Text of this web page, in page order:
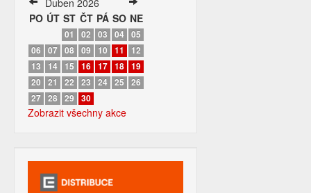
Duben 2026
PO ÚT ST ČT PÁ SO NE
01 02 03 04
05
06
07 08 09 10 11
12
13
14 15 16 17 18 19
20
21 22 23 24 25
26
27 28 29 30
Zobrazit všechny akce